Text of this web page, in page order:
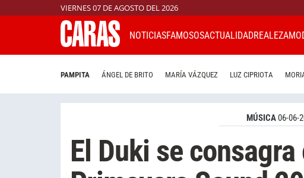
VIERNES 07 DE AGOSTO DEL 2026
NOTICIASFAMOSOSACTUALIDADREALEZA
PAMPITA ÁNGEL DE BRITO MARÍA VÁZQUEZ LUZ CIPRIOTA
MÚSICA06-06-
El Duki se